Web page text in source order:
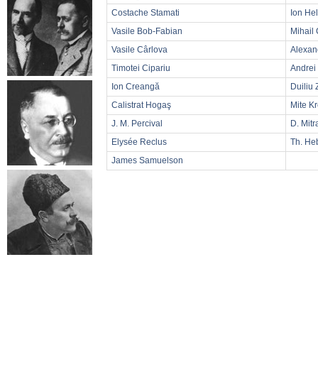
Costache Stamati
Ion
Vasile Bob-Fabian
Mihail
Vasile Cârlova
Timotei Cipariu
Andrei
Ion Creangă
Duiliu
Calistrat Hogaş
Mite
J. M. Percival
D.
Elysée Reclus
Th.
James Samuelson